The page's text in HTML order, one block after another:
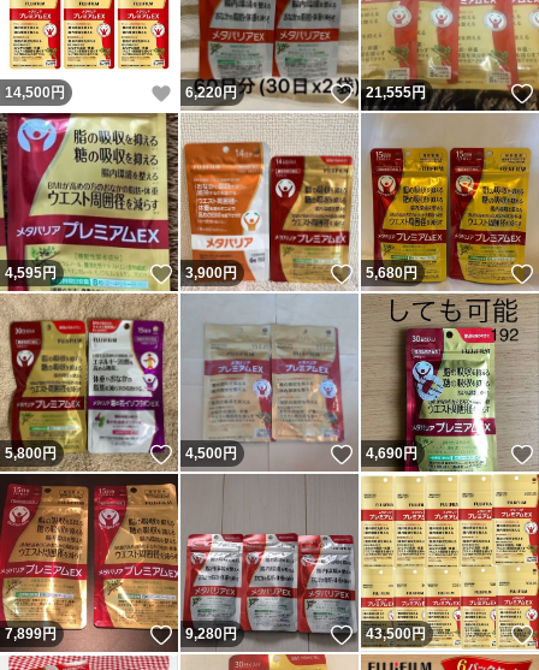
14,500 円 いいね！
6,220円 いいね！
21,555円
4,595円 いいね！
3,900円 いいね！
5,680円
5,800円 いいね！
4,500円 いいね！
4,690円
7,899円 いいね！
9,280円 いいね！
43,500円